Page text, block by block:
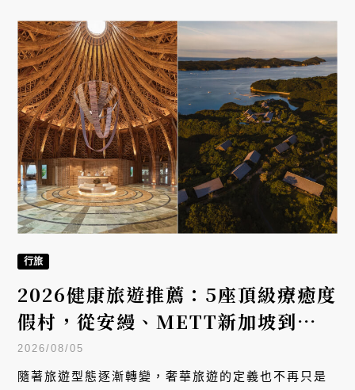
行旅
2026健康旅遊推薦：5座頂級療癒度
假村，從安縵、METT新加坡到
Mayr Medical Resort探索身心
修復之旅
2026/08/05
隨著旅遊型態逐漸轉變，奢華旅遊的定義也不再只是